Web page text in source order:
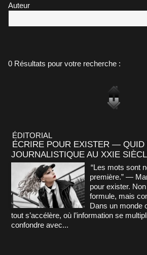
Auteur
0 Résultats pour votre recherche :
ÉDITORIAL
ÉCRIRE POUR EXISTER — QUID
JOURNALISTIQUE AU XXIE
“Les mots sont
première.” —
pour exister.
formule, mais
Dans un monde
tout s’accélère, où l’information se
confondre avec...